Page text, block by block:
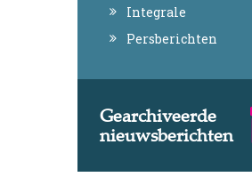
Integrale
Persberichten
Gearchiveerde
nieuwsberichten